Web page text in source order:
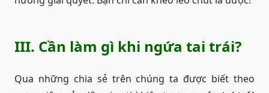
III. Cần làm gì khi ngứa tai trái?
Qua những chia sẻ trên chúng ta được biết theo